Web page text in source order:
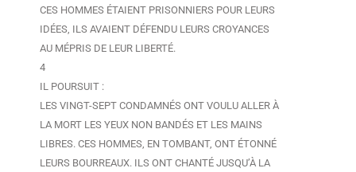
CES HOMMES ÉTAIENT PRISONNIERS POUR LEURS
IDÉES, ILS AVAIENT DÉFENDU LEURS CROYANCES
AU MÉPRIS DE LEUR LIBERTÉ.
4
IL POURSUIT :
LES VINGT-SEPT CONDAMNÉS ONT VOULU ALLER À
LA MORT LES YEUX NON BANDÉS ET LES MAINS
LIBRES. CES HOMMES, EN TOMBANT, ONT ÉTONNÉ
LEURS BOURREAUX. ILS ONT CHANTÉ JUSQU’À LA